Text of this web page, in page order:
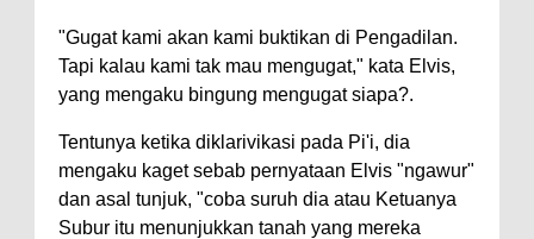
"Gugat kami akan kami buktikan di Pengadilan.
Tapi kalau kami tak mau mengugat," kata Elvis,
yang mengaku bingung mengugat siapa?.
Tentunya ketika diklarivikasi pada Pi'i, dia
mengaku kaget sebab pernyataan Elvis "ngawur"
dan asal tunjuk, "coba suruh dia atau Ketuanya
Subur itu menunjukkan tanah yang mereka